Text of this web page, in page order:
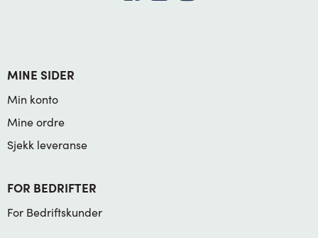
MINE SIDER
Min konto
Mine ordre
Sjekk leveranse
FOR BEDRIFTER
For Bedriftskunder